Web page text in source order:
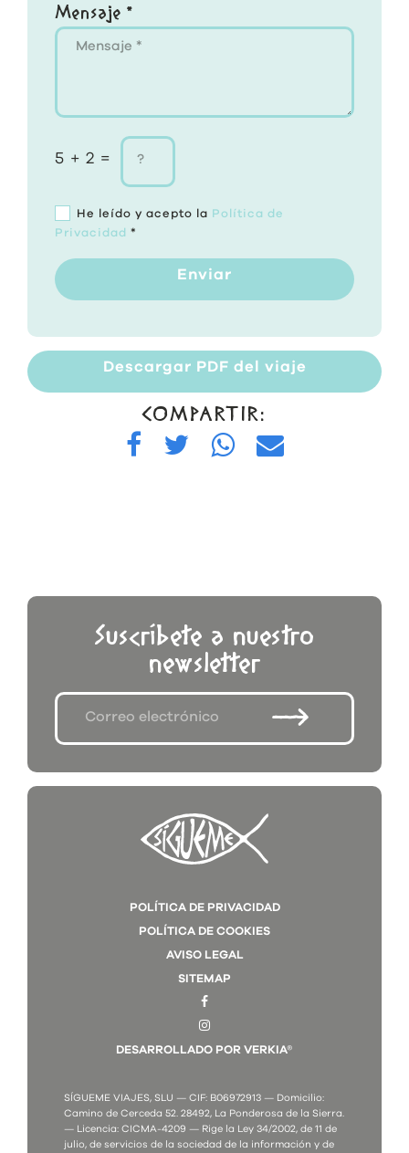
Mensaje *
5 + 2 =
He leído y acepto la Política de
Privacidad *
Enviar
Descargar PDF del viaje
COMPARTIR:
Suscríbete a nuestro
newsletter
POLÍTICA DE PRIVACIDAD
POLÍTICA DE COOKIES
AVISO LEGAL
SITEMAP
DESARROLLADO POR VERKIA®
SÍGUEME VIAJES, SLU — CIF: B06972913 — Domicilio:
Camino de Cerceda 52. 28492, La Ponderosa de la Sierra.
— Licencia: CICMA-4209 — Rige la Ley 34/2002, de 11 de
julio, de servicios de la sociedad de la información y de